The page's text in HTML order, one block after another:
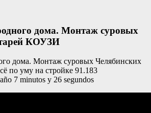
дома. Монтаж суровых
КОУЗИ
дома. Монтаж суровых Челябинских
по уму на стройке 91.183
7 minutos y 26 segundos